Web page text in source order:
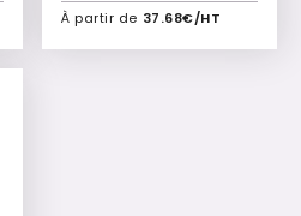
À partir de 37.68€/HT
Ajouter à mon devis